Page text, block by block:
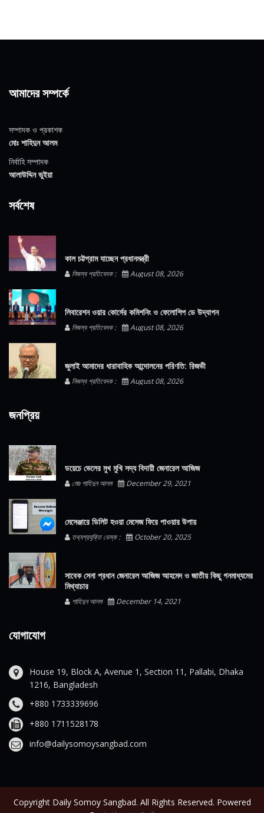
আমাদের সম্পর্কে
সম্পাদক ও প্রকাশক
মোঃ শাহিদুন আলম
নির্বাহি সম্পাদক
আলাউদ্দিন ভুইয়া
সর্বশেষ
কাল চট্টগ্রাম যাচ্ছেন প্রধানমন্ত্রী
নিজস্ব প্রতিবেদক : August 08, 2026
লিবারেশন ওয়ার কোর্সের কমিশনিং ও ফেলোশিপ ডে উদ্‌যাপন
নিজস্ব প্রতিবেদক : August 08, 2026
জুলাই আমাদের ধারাবাহিক আন্দোলনের পরিণতি: রিজভী
নিজস্ব প্রতিবেদক : August 08, 2026
জনপ্রিয়
ডয়েচে ভেলের মুখ মুখি সদ্য বিদায়ী জেনারেল আজিজ
মোঃ শাহিদুন আলম December 29, 2021
মেসেঞ্জারে ডিলিট হওয়া মেসেজ ফিরে পাওয়ার উপায়
তথ্যপ্রযুক্তি ডেস্ক : October 20, 2025
সাবেক সেনা প্রধান জেনারেল আজিজ আহমেদ ও জাতীয় কিছু গনমাধ্যমের
মিথ্যাচার
শাহিদুন আলম December 14, 2021
যোগাযোগ
House 19, Block A, Avenue 1, Section 11, Pallabi, Dhaka
1216, Bangladesh
+880 1733339696
+880 1711528178
info@dailysomoysangbad.com
Copyright Daily Somoy Sangbad. All Rights Reserved. Powered